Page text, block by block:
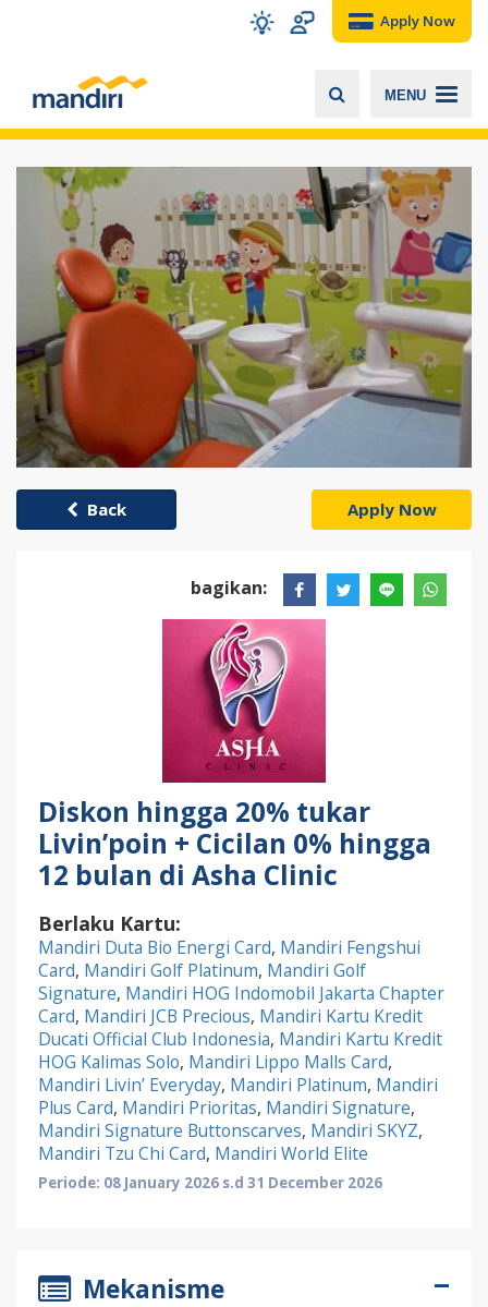
Apply Now
MENU
Back Apply Now
bagikan:
Diskon hingga 20% tukar
Livin’poin + Cicilan 0% hingga
12 bulan di Asha Clinic
Berlaku Kartu:
Mandiri Duta Bio Energi Card, Mandiri Fengshui
Card, Mandiri Golf Platinum, Mandiri Golf
Signature, Mandiri HOG Indomobil Jakarta Chapter
Card, Mandiri JCB Precious, Mandiri Kartu Kredit
Ducati Official Club Indonesia, Mandiri Kartu Kredit
HOG Kalimas Solo, Mandiri Lippo Malls Card,
Mandiri Livin’ Everyday, Mandiri Platinum, Mandiri
Plus Card, Mandiri Prioritas, Mandiri Signature,
Mandiri Signature Buttonscarves, Mandiri SKYZ,
Mandiri Tzu Chi Card, Mandiri World Elite
Periode: 08 January 2026 s.d 31 December 2026
Mekanisme